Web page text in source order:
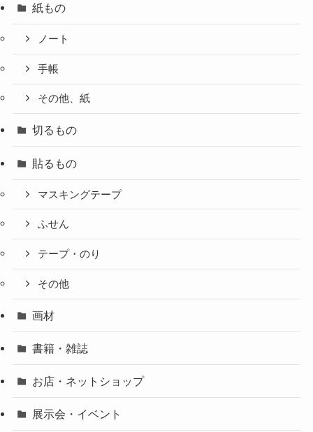
紙もの
ノート
手帳
その他、紙
切るもの
貼るもの
マスキングテープ
ふせん
テープ・のり
その他
画材
書籍・雑誌
お店・ネットショップ
展示会・イベント